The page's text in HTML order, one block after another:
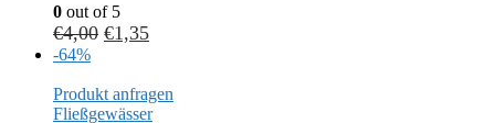
0 out of 5
€4,00 €1,35
-64%
Produkt anfragen
Fließgewässer